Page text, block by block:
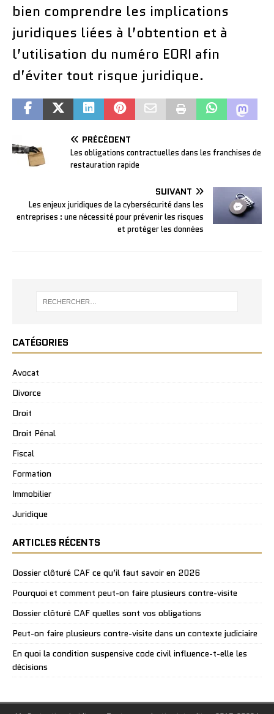
bien comprendre les implications
juridiques liées à l’obtention et à
l’utilisation du numéro EORI afin
d’éviter tout risque juridique.
PRÉCÉDENT
Les obligations contractuelles dans les franchises de
restauration rapide
SUIVANT
Les enjeux juridiques de la cybersécurité dans les
entreprises : une nécessité pour prévenir les risques
et protéger les données
CATÉGORIES
Avocat
Divorce
Droit
Droit Pénal
Fiscal
Formation
Immobilier
Juridique
ARTICLES RÉCENTS
Dossier clôturé CAF ce qu’il faut savoir en 2026
Pourquoi et comment peut-on faire plusieurs contre-visite
Dossier clôturé CAF quelles sont vos obligations
Peut-on faire plusieurs contre-visite dans un contexte judiciaire
En quoi la condition suspensive code civil influence-t-elle les
décisions